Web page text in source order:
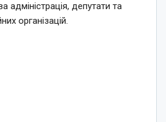
адміністрація, депутати та
організацій.